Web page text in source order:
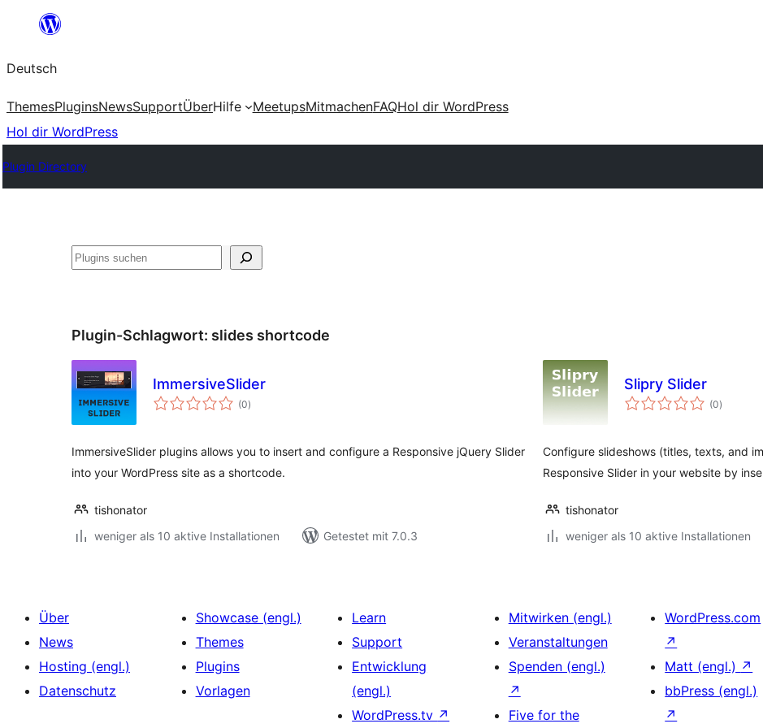
springen
Deutsch
ThemesPluginsNewsSupportÜberHilfe MeetupsMitmachenFAQHol dir WordPress
Hol dir WordPress
Plugin Directory
Suchen
Plugin-Schlagwort: slides shortcode
ImmersiveSlider
(0Bewertungen
insgesamt
)
ImmersiveSlider plugins allows you to insert and configure a Responsive jQuery Slider
into your WordPress site as a shortcode.
tishonator
weniger als 10 aktive Installationen
Getestet mit 7.0.3
Slipry Slider
(0insgesamt
)
Configure slideshows (titles, texts, and
Responsive Slider in your website by
tishonator
weniger als 10 aktive Installationen
Über
News
Hosting (engl.)
Datenschutz
Showcase (engl.)
Themes
Plugins
Vorlagen
Learn
Support
Entwicklung
(engl.)
WordPress.tv ↗
Mitwirken (engl.)
Veranstaltungen
Spenden (engl.)
↗
Five for the
WordPress.com
↗
Matt (engl.) ↗
bbPress (engl.)
↗